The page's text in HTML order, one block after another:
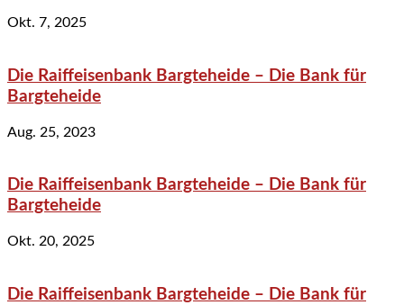
Okt. 7, 2025
Die Raiffeisenbank Bargteheide – Die Bank für
Bargteheide
Aug. 25, 2023
Die Raiffeisenbank Bargteheide – Die Bank für
Bargteheide
Okt. 20, 2025
Die Raiffeisenbank Bargteheide – Die Bank für